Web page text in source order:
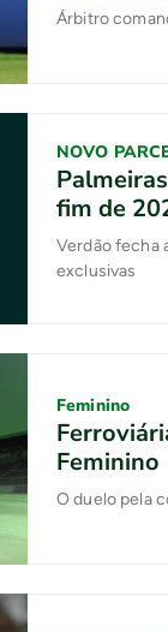
Árbitro
NOVO
fim de
Verdão fecha
exclusivas
Feminino
Feminino
O duelo pela